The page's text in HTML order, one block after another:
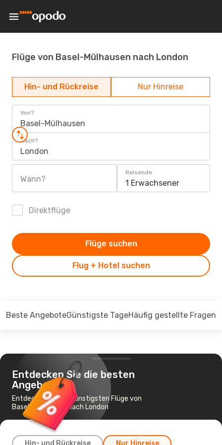
Flüge von Basel-Mülhausen nach London
Hin- und Rückreise Nur Hinreise
Von?
Basel-Mülhausen
Nach?
London
Wann?
Reisende
1 Erwachsener
Direktflüge
Flug + Hotel suchen
Flüge suchen
Beste AngeboteGünstigste TageHäufig gestellte Fragen
Entdecken Sie die besten
Angebote
Entdecken Sie die günstigsten Flüge von
Basel-Mülhausen nach London
Hin- und Rückreise Nur Hinreise